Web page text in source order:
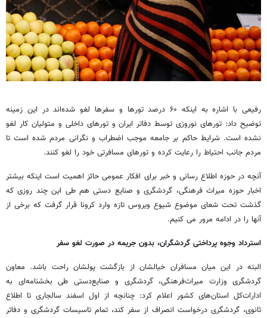
رفیعی با اشاره به اینکه ۶۰ درصد تورها و سفرها لغو شده‌اند در این زمینه
توضیح داد: تورهای نوروزی توسط دفاتر ایران و تورهای داخلی و متولیان کار لغو
نشده است. شرایط حاکم بر جامعه موجب اضطراب و نگرانی مردم شده است تا
مردم جانب احتیاط را رعایت کرده و تورهای مسافرتی خود را لغو کنند.
آنچه در حوزه اطلاع رسانی و خبر برای افکار عمومی حائز اهمیت است اینکه بیشتر
اخبار حوزه میراث فرهنگی، گردشگری و صنایع دستی هم طی این چند روزی که
گذشت تحت شعای موضوع شیوع ویروس تازه وارد کرونا قرار گرفت که برخی از
آنها را در ادامه مرور می کنیم.
استرداد وجوه پرداختی گردشگران، بدون جریمه در صورت لغو سفر
البته در این میان مسافران خیالشان از بازگشت پولشان راحت باشد. معاون
گردشگری وزارت میراث‌فرهنگی، گردشگری و صنایع‌دستی طی بخشنامه‌ای به
ادارات‌کل استان‌های کشور اعلام کرد: چنانچه از اول اسفند سالجاری تا اطلاع
ثانوی، گردشگری درخواست انصراف از سفر کند، تمام تاسیسات گردشگری و دفاتر